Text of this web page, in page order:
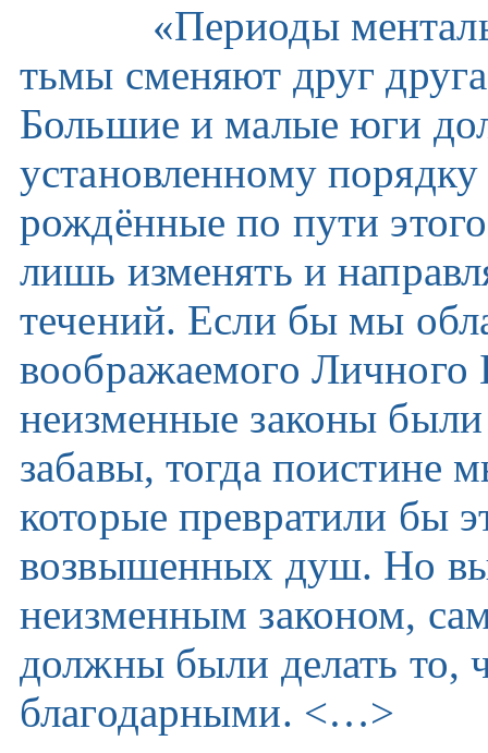
«Периоды
тьмы сменяют друг
Большие и малые юги
установленному
рождённые по пути
лишь изменять и
течений. Если бы мы
воображаемого Личного
неизменные законы
забавы, тогда поистине
которые превратили бы
возвышенных душ. Но
неизменным законом,
должны были делать то,
благодарными. <…>